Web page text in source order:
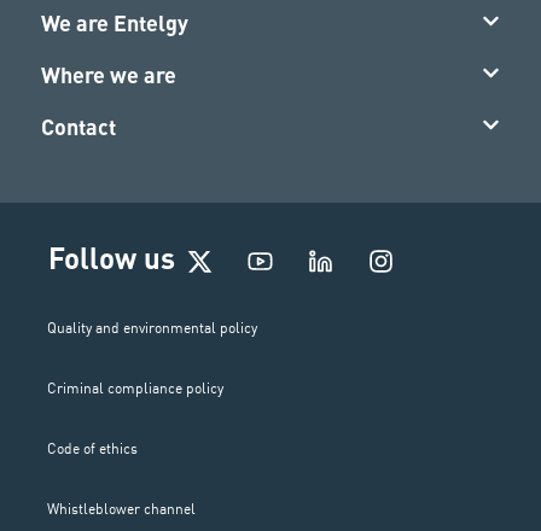
We are Entelgy
Where we are
Contact
Follow us
I
n
Quality and environmental policy
Criminal compliance policy
Code of ethics
Whistleblower channel